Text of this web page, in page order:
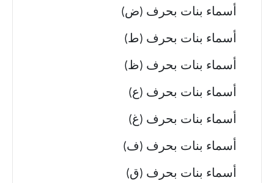
أسماء بنات بحرف (ض)
أسماء بنات بحرف (ط)
أسماء بنات بحرف (ظ)
أسماء بنات بحرف (ع)
أسماء بنات بحرف (غ)
أسماء بنات بحرف (ف)
أسماء بنات بحرف (ق)